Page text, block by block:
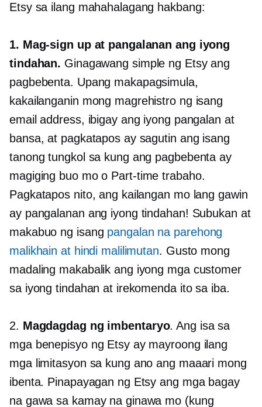
Etsy sa ilang mahahalagang hakbang:
1. Mag-sign up at pangalanan ang iyong
tindahan. Ginagawang simple ng Etsy ang
pagbebenta. Upang makapagsimula,
kakailanganin mong magrehistro ng isang
email address, ibigay ang iyong pangalan at
bansa, at pagkatapos ay sagutin ang isang
tanong tungkol sa kung ang pagbebenta ay
magiging buo mo o Part-time trabaho.
Pagkatapos nito, ang kailangan mo lang gawin
ay pangalanan ang iyong tindahan! Subukan at
makabuo ng isang pangalan na parehong
malikhain at hindi malilimutan. Gusto mong
madaling makabalik ang iyong mga customer
sa iyong tindahan at irekomenda ito sa iba.
2. Magdagdag ng imbentaryo. Ang isa sa
mga benepisyo ng Etsy ay mayroong ilang
mga limitasyon sa kung ano ang maaari mong
ibenta. Pinapayagan ng Etsy ang mga bagay
na gawa sa kamay na ginawa mo (kung